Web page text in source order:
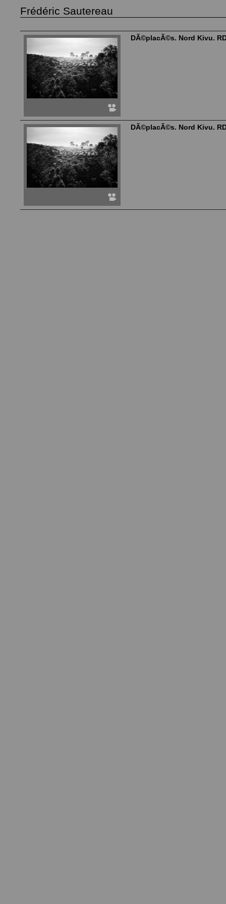
Frédéric Sautereau
DÃ©placÃ©s. Nord Kivu.
DÃ©placÃ©s. Nord Kivu.